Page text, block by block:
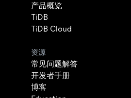
产品概览
TiDB
TiDB Cloud
资源
常见问题解答
开发者手册
博客